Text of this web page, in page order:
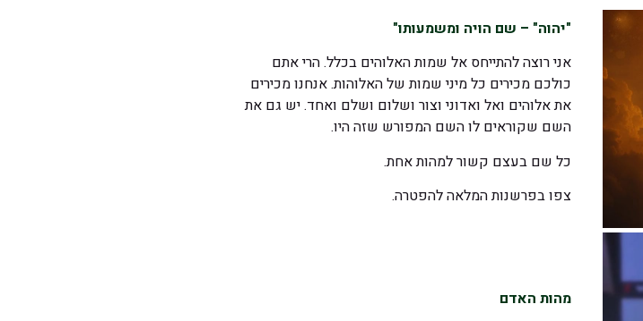
"יהוה" – שם הויה ומשמעותו"
אני רוצה להתייחס אל שמות האלוהים בכלל. הרי אתם
כולכם מכירים כל מיני שמות של האלוהות. אנחנו מכירים
את אלוהים ואל ואדוני וצור ושלום ושלם ואחד. יש גם את
השם שקוראים לו השם המפורש שזה היו.
כל שם בעצם קשור למהות אחת.
צפו בפרשנות המלאה להפטרה.
מהות האדם